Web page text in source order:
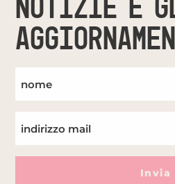
NOTIZIE E
Invia